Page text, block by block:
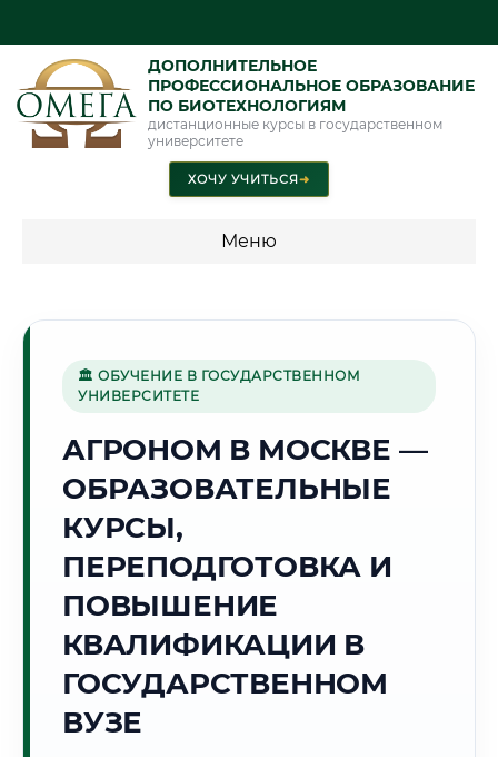
ДОПОЛНИТЕЛЬНОЕ
ПРОФЕССИОНАЛЬНОЕ ОБРАЗОВАНИЕ
ПО БИОТЕХНОЛОГИЯМ
дистанционные курсы в государственном
университете
ХОЧУ УЧИТЬСЯ➜
Меню
🏛️
Г. МОСКВА
12:06:48
Понедельник, 10 Августа
2026 г.
Погода в г. Москва: ☀️ +16°C ,Ясно
🌅 Восход: 04:51 🌇 Закат:20:17
🏛 ОБУЧЕНИЕ В ГОСУДАРСТВЕННОМ
УНИВЕРСИТЕТЕ
АГРОНОМ В МОСКВЕ —
ОБРАЗОВАТЕЛЬНЫЕ
КУРСЫ,
ПЕРЕПОДГОТОВКА И
ПОВЫШЕНИЕ
КВАЛИФИКАЦИИ В
ГОСУДАРСТВЕННОМ
ВУЗЕ